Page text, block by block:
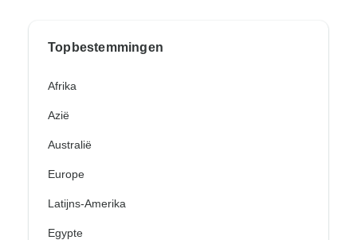
Topbestemmingen
Afrika
Azië
Australië
Europe
Latijns-Amerika
Egypte